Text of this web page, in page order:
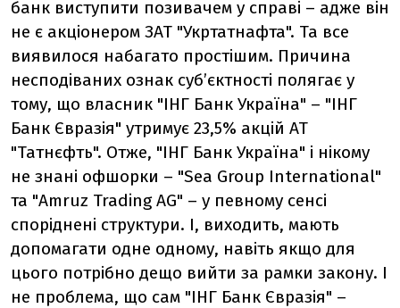
банк виступити позивачем у справі – адже він
не є акціонером ЗАТ "Укртатнафта". Та все
виявилося набагато простішим. Причина
несподіваних ознак суб’єктності полягає у
тому, що власник "ІНГ Банк Україна" – "ІНГ
Банк Євразія" утримує 23,5% акцій АТ
"Татнєфть". Отже, "ІНГ Банк Україна" і нікому
не знані офшорки – "Sea Group International"
та "Amruz Trading AG" – у певному сенсі
споріднені структури. І, виходить, мають
допомагати одне одному, навіть якщо для
цього потрібно дещо вийти за рамки закону. І
не проблема, що сам "ІНГ Банк Євразія" –